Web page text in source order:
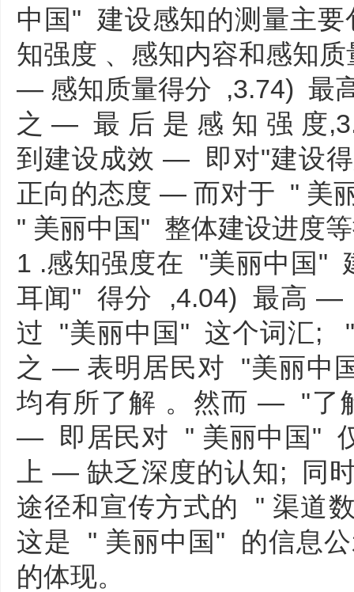
中国" 建设感知的测量主
知强度 、感知内容和感知
— 感知质量得分 ,3.74) 最
之 — 最 后 是 感 知 强 度
到建设成效 — 即对"建设
正向的态度 — 而对于 " 美
" 美丽中国" 整体建设进度
1 .感知强度在 "美丽中国
耳闻" 得分 ,4.04) 最高 —
过 "美丽中国" 这个词汇;
之 — 表明居民对 "美丽中
均有所了解 。然而 — "了
— 即居民对 " 美丽中国"
上 — 缺乏深度的认知; 同
途径和宣传方式的 " 渠
这是 " 美丽中国" 的信息
的体现。